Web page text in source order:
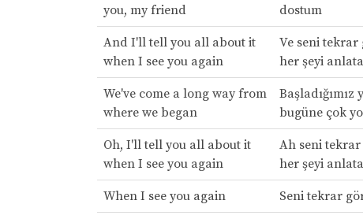
you, my friend
dostum
And I'll tell you all about it
when I see you again
Ve seni
her şeyi
We've come a long way from
where we began
Başladığımız
bugüne çok
Oh, I'll tell you all about it
when I see you again
Ah seni
her şeyi
When I see you again Seni tekrar